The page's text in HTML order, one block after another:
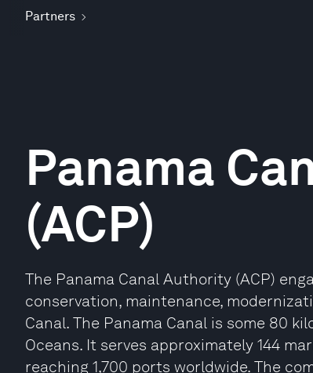
Partners
Panama
(ACP)
The Panama Canal Authority (ACP)
conservation, maintenance,
Canal. The Panama Canal is some 80
Oceans. It serves approximately 144
reaching 1,700 ports worldwide. The